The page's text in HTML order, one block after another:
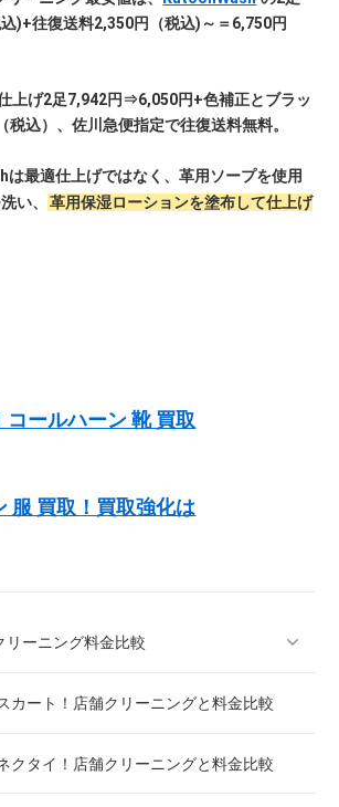
)+往復送料2,350円（税込)～＝6,750円
上げ2足7,942円⇒6,050円+色補正とブラッ
税込）、佐川急便指定で往復送料無料。
最適仕上げではなく、革用ソープを使用
い、
革用保湿ローションを塗布して仕上げ
コールハーン 靴 買取
服 買取！買取強化は
リーニング料金比較
宅配クリーニング料金比較
ニング ! 料金 比較
カート！店舗クリーニングと料金比較
クタイ！店舗クリーニングと料金比較